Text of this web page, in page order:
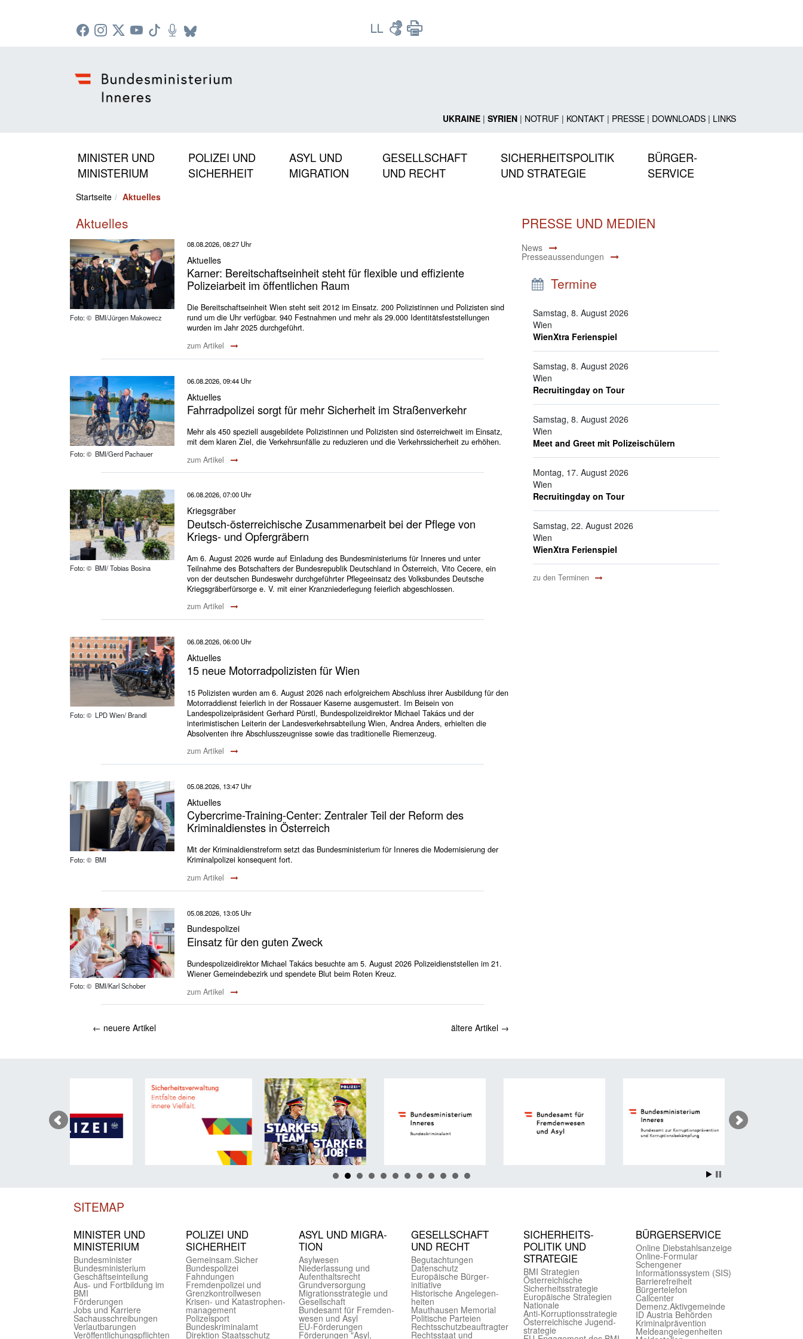
UKRAINE| SYRIEN| NOTRUF| KONTAKT| PRESSE| DOWNLOADS| LINKS
MINISTER UND
MINISTERIUM
POLIZEI UND
SICHERHEIT
ASYL UND
MIGRATION
GESELLSCHAFT
UND RECHT
SICHERHEITSPOLITIK
UND STRATEGIE
BÜRGER-
SERVICE
Startseite Aktuelles
Aktuelles
Foto: © BMI/Jürgen Makowecz
08.08.2026, 08:27 Uhr
Aktuelles
Karner: Bereitschaftseinheit steht für flexible und effiziente
Polizeiarbeit im öffentlichen Raum
Die Bereitschaftseinheit Wien steht seit 2012 im Einsatz. 200 Polizistinnen und Polizisten sind
rund um die Uhr verfügbar. 940 Festnahmen und mehr als 29.000 Identitätsfeststellungen
wurden im Jahr 2025 durchgeführt.
zum Artikel
Foto: © BMI/Gerd Pachauer
06.08.2026, 09:44 Uhr
Aktuelles
Fahrradpolizei sorgt für mehr Sicherheit im Straßenverkehr
Mehr als 450 speziell ausgebildete Polizistinnen und Polizisten sind österreichweit im Einsatz,
mit dem klaren Ziel, die Verkehrsunfälle zu reduzieren und die Verkehrssicherheit zu erhöhen.
zum Artikel
Foto: © BMI/ Tobias Bosina
06.08.2026, 07:00 Uhr
Kriegsgräber
Deutsch-österreichische Zusammenarbeit bei der Pflege von
Kriegs- und Opfergräbern
Am 6. August 2026 wurde auf Einladung des Bundesministeriums für Inneres und unter
Teilnahme des Botschafters der Bundesrepublik Deutschland in Österreich, Vito Cecere, ein
von der deutschen Bundeswehr durchgeführter Pflegeeinsatz des Volksbundes Deutsche
Kriegsgräberfürsorge e. V. mit einer Kranzniederlegung feierlich abgeschlossen.
zum Artikel
Foto: © LPD Wien/ Brandl
06.08.2026, 06:00 Uhr
Aktuelles
15 neue Motorradpolizisten für Wien
15 Polizisten wurden am 6. August 2026 nach erfolgreichem Abschluss ihrer Ausbildung für den
Motorraddienst feierlich in der Rossauer Kaserne ausgemustert. Im Beisein von
Landespolizeipräsident Gerhard Pürstl, Bundespolizeidirektor Michael Takács und der
interimistischen Leiterin der Landesverkehrsabteilung Wien, Andrea Anders, erhielten die
Absolventen ihre Abschlusszeugnisse sowie das traditionelle Riemenzeug.
zum Artikel
Foto: © BMI
05.08.2026, 13:47 Uhr
Aktuelles
Cybercrime-Training-Center: Zentraler Teil der Reform des
Kriminaldienstes in Österreich
Mit der Kriminaldienstreform setzt das Bundesministerium für Inneres die Modernisierung der
Kriminalpolizei konsequent fort.
zum Artikel
Foto: © BMI/Karl Schober
05.08.2026, 13:05 Uhr
Bundespolizei
Einsatz für den guten Zweck
Bundespolizeidirektor Michael Takács besuchte am 5. August 2026 Polizeidienststellen im 21.
Wiener Gemeindebezirk und spendete Blut beim Roten Kreuz.
zum Artikel
← neuere Artikel ältere Artikel →
PRESSE UND MEDIEN
News
Presseaussendungen
Termine
Samstag, 8. August 2026
Wien
WienXtra Ferienspiel
Samstag, 8. August 2026
Wien
Recruitingday on Tour
Samstag, 8. August 2026
Wien
Meet and Greet mit Polizeischülern
Montag, 17. August 2026
Wien
Recruitingday on Tour
Samstag, 22. August 2026
Wien
WienXtra Ferienspiel
zu den Terminen
SITEMAP
MINISTER UND
MINIST­ERIUM
Bundes­minister
Bundes­ministerium
Geschäfts­einteilung
Aus- und Fortbildung im
BMI
Förderungen
Jobs und Karriere
Sachaus­schreibungen
Verlautbarungen
Veröffentlichungspflichten
POLIZEI UND
SICHER­HEIT
Gemein­sam.Sicher
Bundes­polizei
Fahndungen
Fremdenpolizei und
Grenzkontrollwesen
Krisen- und Katastrophen­
management
Polizeisport
Bundes­kriminal­amt
Direktion Staats­schutz
ASYL UND MIGRA­
TION
Asyl­wesen
Nieder­lassung und
Aufent­halts­recht
Grund­versorgung
Migrations­strategie und
Gesell­schaft
Bundes­amt für Fremden­
wesen und Asyl
EU-Förde­rungen
Förderungen "Asyl,
GE­SELL­SCHAFT
UND RECHT
Begut­achtungen
Daten­schutz
Europäische Bürger­
initiative
Historische Angelegen­
heiten
Mauthausen Memorial
Politische Parteien
Rechts­schutz­beauftragter
Rechts­staat und
SICHER­HEITS­
POLITIK UND
STRATEGIE
BMI Strategien
Öster­reichische
Sicherheits­strategie
Europäische Strategien
Nationale
Anti-Korruptions­strategie
Öster­reichische Jugend­
strategie
BÜRGER­SERVICE
Online Diebstahls­anzeige
Online-Formular
Schengener
Informationssystem (SIS)
Barriere­freiheit
Bürger­telefon
Call­center
Demenz.Aktiv­gemeinde
ID Austria Behörden
Kriminal­prävention
Melde­an­ge­le­gen­heiten